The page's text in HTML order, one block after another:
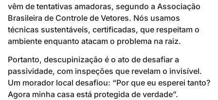
vêm de tentativas amadoras, segundo a Associação
Brasileira de Controle de Vetores. Nós usamos
técnicas sustentáveis, certificadas, que respeitam o
ambiente enquanto atacam o problema na raiz.
Portanto, descupinização é o ato de desafiar a
passividade, com inspeções que revelam o invisível.
Um morador local desafiou: “Por que eu esperei tanto?
Agora minha casa está protegida de verdade”.